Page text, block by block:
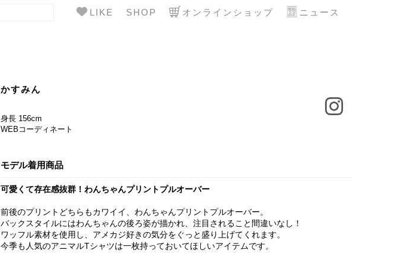
LIKE SHOP オンラインショップ ニュース
かすみん
身長 156cm
WEBコーディネート
モデル着用商品
可愛くて存在感抜群！わんちゃんプリントプルオーバー
前後のプリントどちらもカワイイ、わんちゃんプリントプルオーバー。
バックスタイルにはわんちゃんの後ろ姿が描かれ、注目されること間違いなし！
ワッフル素材を使用し、アメカジ好きの気分をぐっと盛り上げてくれます。
今季も人気のアニマルTシャツは一枚持っておいてほしいアイテムです。